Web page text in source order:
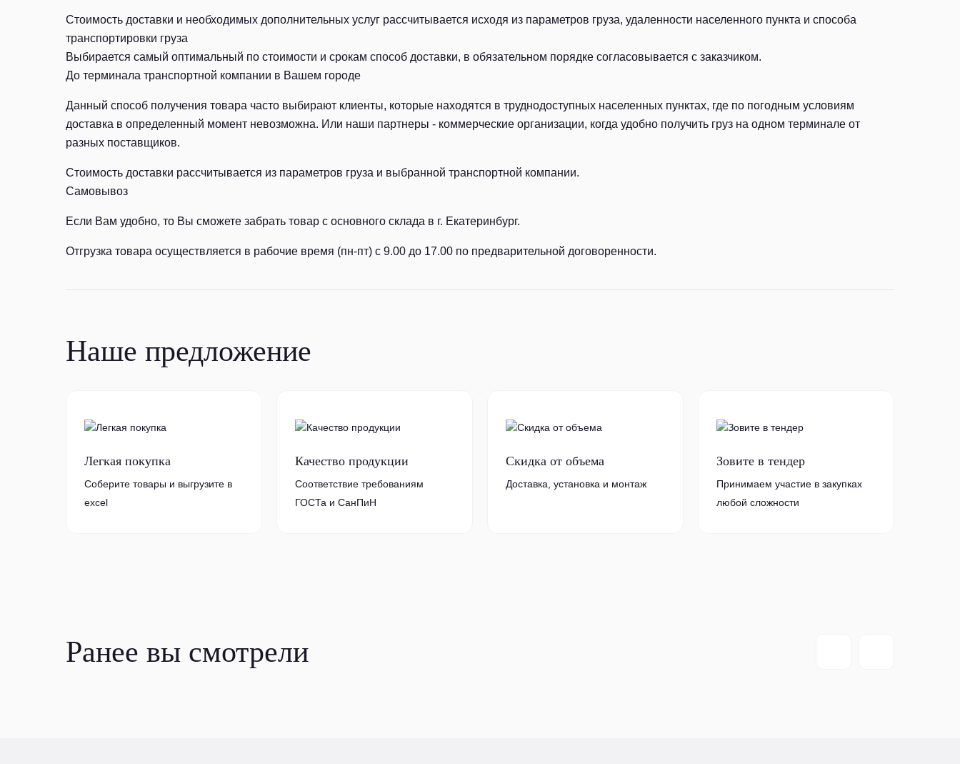
Стоимость доставки и необходимых дополнительных услуг рассчитывается исходя из параметров груза, удаленности населенного пункта и способа
транспортировки груза
Выбирается самый оптимальный по стоимости и срокам способ доставки, в обязательном порядке согласовывается с заказчиком.
До терминала транспортной компании в Вашем городе
Данный способ получения товара часто выбирают клиенты, которые находятся в труднодоступных населенных пунктах, где по погодным условиям
доставка в определенный момент невозможна. Или наши партнеры - коммерческие организации, когда удобно получить груз на одном терминале от
разных поставщиков.
Стоимость доставки рассчитывается из параметров груза и выбранной транспортной компании.
Самовывоз
Если Вам удобно, то Вы сможете забрать товар с основного склада в г. Екатеринбург.
Отгрузка товара осуществляется в рабочие время (пн-пт) с 9.00 до 17.00 по предварительной договоренности.
Наше предложение
Легкая покупка
Соберите товары и выгрузите в
excel
Качество продукции
Соответствие требованиям
ГОСТа и СанПиН
Скидка от объема
Доставка, установка и монтаж
Зовите в тендер
Принимаем участие в закупках
любой сложности
Ранее вы смотрели